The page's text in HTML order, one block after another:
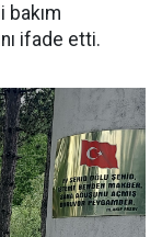
bakım
ifade etti.